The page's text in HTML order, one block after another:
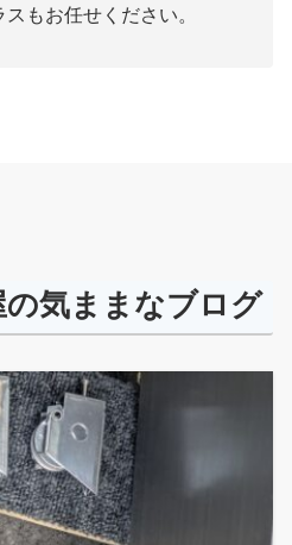
もお任せください。
気ままなブログ